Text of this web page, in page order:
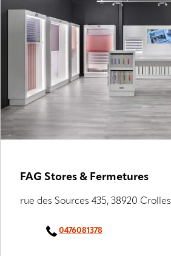
FAG Stores & Fermetures
rue des Sources 435, 38920 Crolles
0476081378